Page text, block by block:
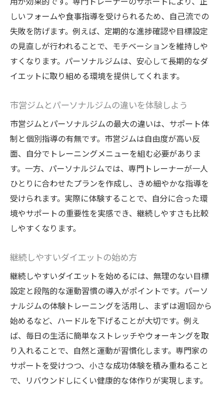
しいフォームや食事指導を受けられるため、自己流での
失敗を防げます。例えば、定期的な進捗確認や目標設定
の見直しが行われることで、モチベーションを維持しや
すくなります。パーソナルジムは、安心して長期的なダ
イエットに取り組める環境を提供してくれます。
市営ジムとパーソナルジムの違いを体験しよう
市営ジムとパーソナルジムの最大の違いは、サポート体
制と個別指導の有無です。市営ジムは自由度が高い反
面、自分でトレーニングメニューを組む必要がありま
す。一方、パーソナルジムでは、専門トレーナーが一人
ひとりに合わせたプランを作成し、きめ細やかな指導を
受けられます。実際に体験することで、自分に合った環
境やサポートの重要性を実感でき、継続しやすさも比較
しやすくなります。
継続しやすいダイエットの始め方
継続しやすいダイエットを始めるには、無理のない目標
設定と段階的な運動習慣の導入がポイントです。パーソ
ナルジムの体験トレーニングを活用し、まずは週1回から
始めるなど、ハードルを下げることが大切です。例え
ば、毎日の生活に簡単なストレッチやウォーキングを取
り入れることで、自然と運動が習慣化します。専門家の
サポートを受けつつ、小さな成功体験を積み重ねること
で、リバウンドしにくい健康的な体作りが実現します。